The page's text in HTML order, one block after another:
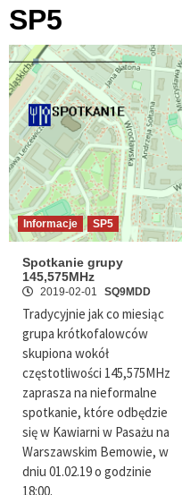
SP5
Informacje SP5
Spotkanie grupy
145,575MHz
2019-02-01 SQ9MDD
Tradycyjnie jak co miesiąc
grupa krótkofalowców
skupiona wokół
częstotliwości 145,575MHz
zaprasza na nieformalne
spotkanie, które odbędzie
się w Kawiarni w Pasażu na
Warszawskim Bemowie, w
dniu 01.02.19 o godzinie
18:00.